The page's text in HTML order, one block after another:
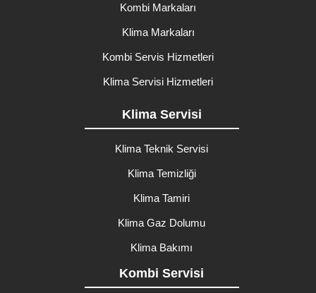
Kombi Markaları
Klima Markaları
Kombi Servis Hizmetleri
Klima Servisi Hizmetleri
Klima Servisi
Klima Teknik Servisi
Klima Temizliği
Klima Tamiri
Klima Gaz Dolumu
Klima Bakımı
Kombi Servisi